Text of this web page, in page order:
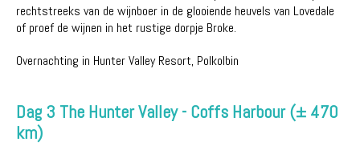
rechtstreeks van de wijnboer in de glooiende heuvels van Lovedale
of proef de wijnen in het rustige dorpje Broke.
Overnachting in Hunter Valley Resort, Polkolbin
Dag 3 The Hunter Valley - Coffs Harbour (± 470
km)